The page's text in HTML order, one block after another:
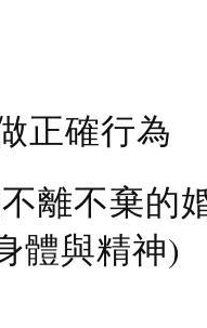
正確行為
離不棄的
體與精神)